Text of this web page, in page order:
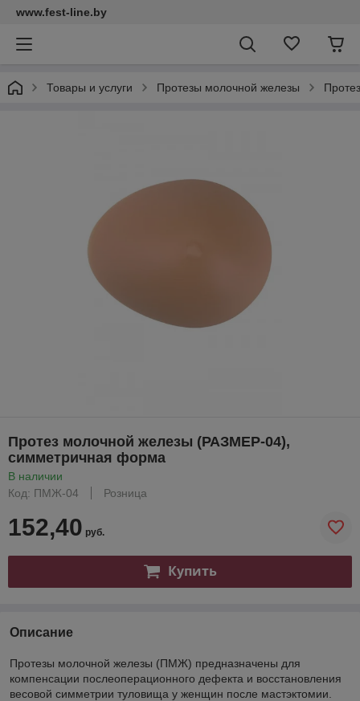
www.fest-line.by
Товары и услуги Протезы молочной железы
Протез молочной железы (РАЗМЕР-04),
симметричная форма
В наличии
Код: ПМЖ-04
Розница
152,40 руб.
Купить
Описание
Протезы молочной железы (ПМЖ) предназначены для
компенсации послеоперационного дефекта и восстановления
весовой симметрии туловища у женщин после мастэктомии.